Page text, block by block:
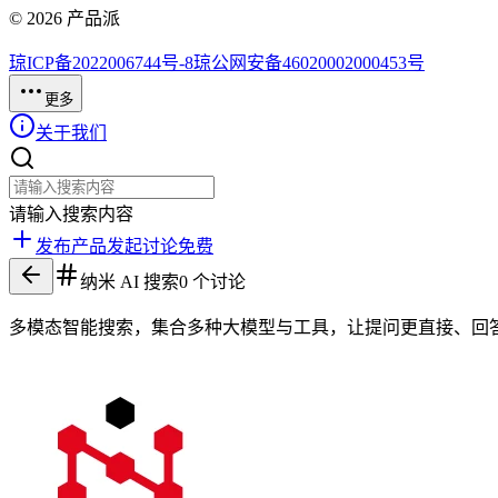
© 2026 产品派
琼ICP备2022006744号-8琼公网安备46020002000453号
更多
关于我们
请输入搜索内容
发布产品发起讨论免费
纳米 AI 搜索0 个讨论
多模态智能搜索，集合多种大模型与工具，让提问更直接、回